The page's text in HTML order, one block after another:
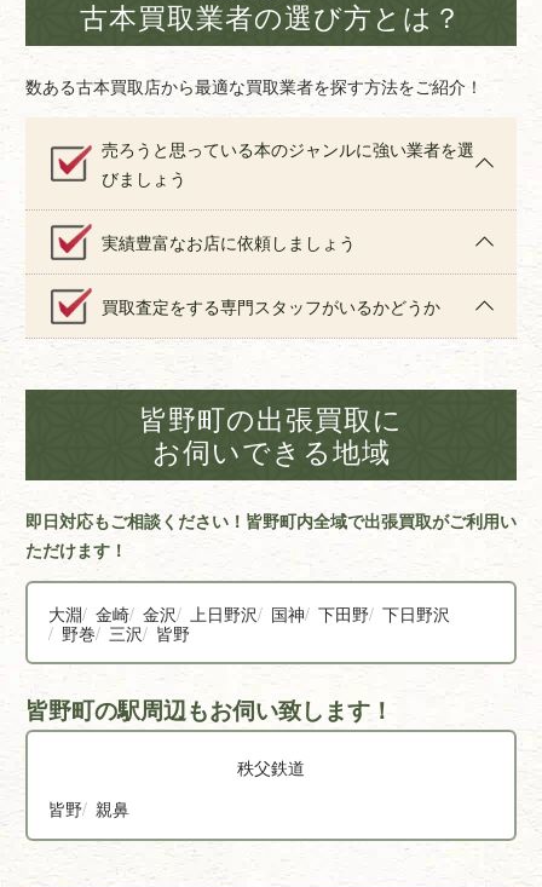
古本買取業者の選び方とは？
数ある古本買取店から最適な買取業者を探す方法をご紹介！
売ろうと思っている本のジャンルに強い業者を選
びましょう
実績豊富なお店に依頼しましょう
買取査定をする専門スタッフがいるかどうか
皆野町の出張買取に
お伺いできる地域
即日対応もご相談ください！皆野町内全域で出張買取がご利用い
ただけます！
大淵 金崎 金沢 上日野沢 国神 下田野 下日野沢
野巻
三沢 皆野
皆野町の駅周辺もお伺い致します！
秩父鉄道
皆野 親鼻